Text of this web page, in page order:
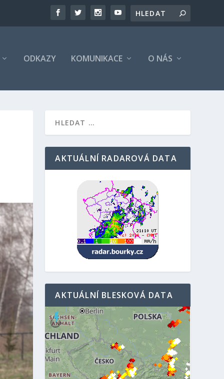
ODKAZY KOMUNIKACE O NÁS
AKTUÁLNÍ RADAROVÁ DATA
AKTUÁLNÍ BLESKOVÁ DATA